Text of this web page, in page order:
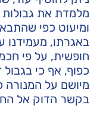
מלמדת את גבולות
ומיעוט כפי
באגרתו,
חופשית, על פי
כפוף, אף כי בגבול
מיושם על המנורה
בקשר הדוק אל